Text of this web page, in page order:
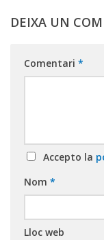
DEIXA UN
Comentari *
Accepto la
Nom *
Lloc web